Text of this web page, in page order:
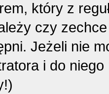
który z
czy
Jeżeli nie
i do